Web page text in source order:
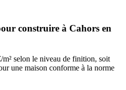
construire à Cahors en
selon le niveau de finition, soit
une maison conforme à la norme